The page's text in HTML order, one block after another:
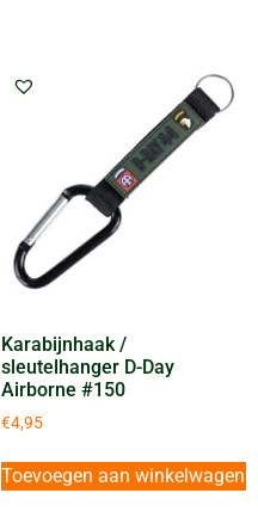
Karabijnhaak /
sleutelhanger D-Day
Airborne #150
€4,95
Toevoegen aan winkelwagen